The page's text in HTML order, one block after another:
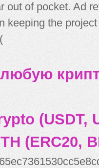
out of pocket. Ad
keeping the
(USDT,
(ERC20,